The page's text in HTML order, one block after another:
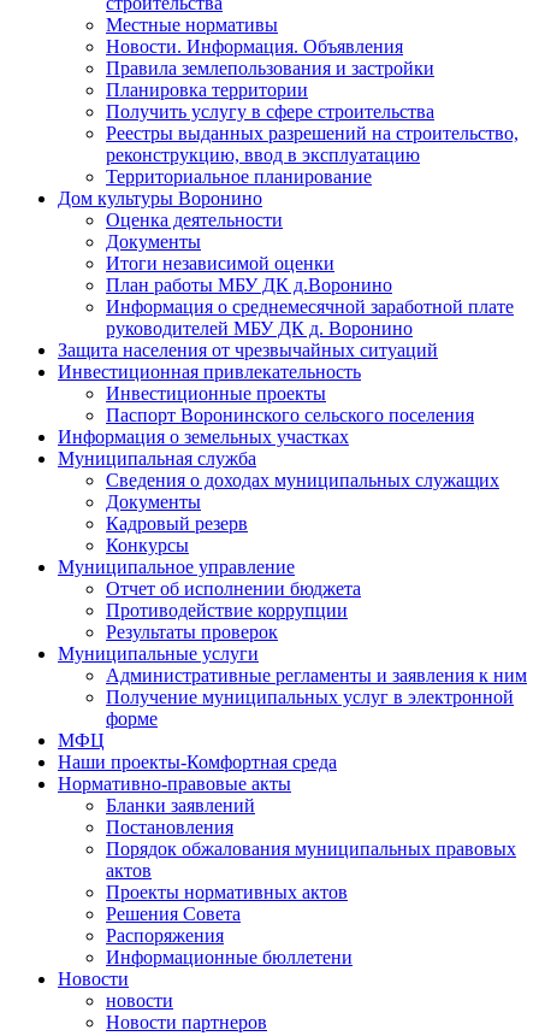
Местные нормативы
Новости. Информация. Объявления
Правила землепользования и застройки
Планировка территории
Получить услугу в сфере строительства
Реестры выданных разрешений на строительство,
реконструкцию, ввод в эксплуатацию
Территориальное планирование
Дом культуры Воронино
Оценка деятельности
Документы
Итоги независимой оценки
План работы МБУ ДК д.Воронино
Информация о среднемесячной заработной плате
руководителей МБУ ДК д. Воронино
Защита населения от чрезвычайных ситуаций
Инвестиционная привлекательность
Инвестиционные проекты
Паспорт Воронинского сельского поселения
Информация о земельных участках
Муниципальная служба
Сведения о доходах муниципальных служащих
Документы
Кадровый резерв
Конкурсы
Муниципальное управление
Отчет об исполнении бюджета
Противодействие коррупции
Результаты проверок
Муниципальные услуги
Административные регламенты и заявления к ним
Получение муниципальных услуг в электронной
форме
МФЦ
Наши проекты-Комфортная среда
Нормативно-правовые акты
Бланки заявлений
Постановления
Порядок обжалования муниципальных правовых
актов
Проекты нормативных актов
Решения Совета
Распоряжения
Информационные бюллетени
Новости
новости
Новости партнеров